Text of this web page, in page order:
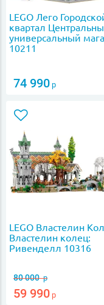
LEGO Лего
квартал
универсальный
10211
74 990 р
LEGO Властелин
Властелин колец:
Ривенделл 10316
80 000р
59 990 р